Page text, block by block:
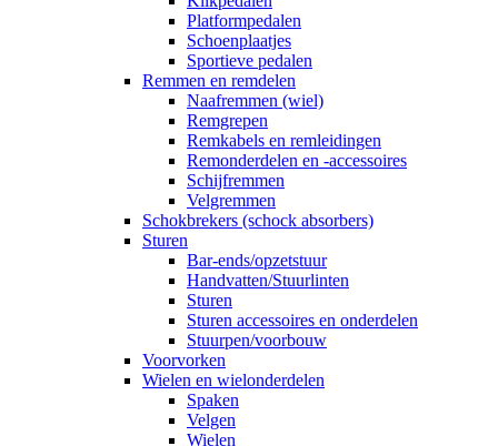
Platformpedalen
Schoenplaatjes
Sportieve pedalen
Remmen en remdelen
Naafremmen (wiel)
Remgrepen
Remkabels en remleidingen
Remonderdelen en -accessoires
Schijfremmen
Velgremmen
Schokbrekers (schock absorbers)
Sturen
Bar-ends/opzetstuur
Handvatten/Stuurlinten
Sturen
Sturen accessoires en onderdelen
Stuurpen/voorbouw
Voorvorken
Wielen en wielonderdelen
Spaken
Velgen
Wielen